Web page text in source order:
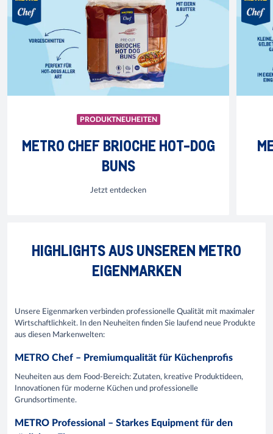
PRODUKTNEUHEITEN
METRO CHEF BRIOCHE HOT-DOG
BUNS
Jetzt entdecken
HIGHLIGHTS AUS UNSEREN METRO
EIGENMARKEN
Unsere Eigenmarken verbinden professionelle Qualität mit maximaler
Wirtschaftlichkeit. In den Neuheiten finden Sie laufend neue Produkte
aus diesen Markenwelten:
METRO Chef – Premiumqualität für Küchenprofis
Neuheiten aus dem Food-Bereich: Zutaten, kreative Produktideen,
Innovationen für moderne Küchen und professionelle
Grundsortimente.
METRO Professional – Starkes Equipment für den